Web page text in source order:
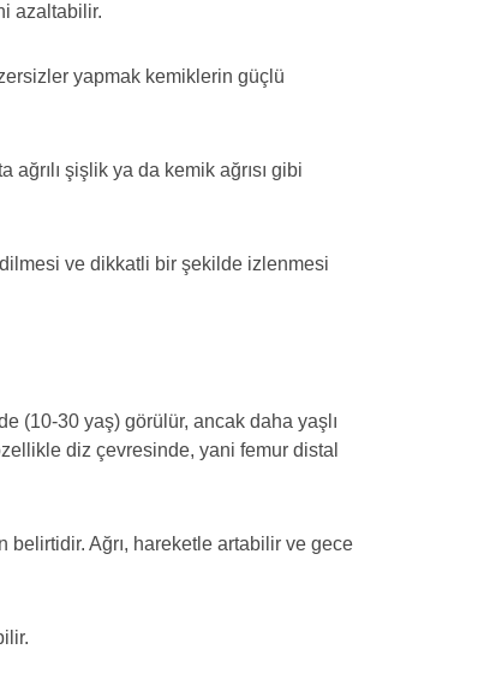
azaltabilir.
yapmak kemiklerin güçlü
ağrılı şişlik ya da kemik ağrısı gibi
ve dikkatli bir şekilde izlenmesi
(10-30 yaş) görülür, ancak daha yaşlı
diz çevresinde, yani femur distal
belirtidir. Ağrı, hareketle artabilir ve gece